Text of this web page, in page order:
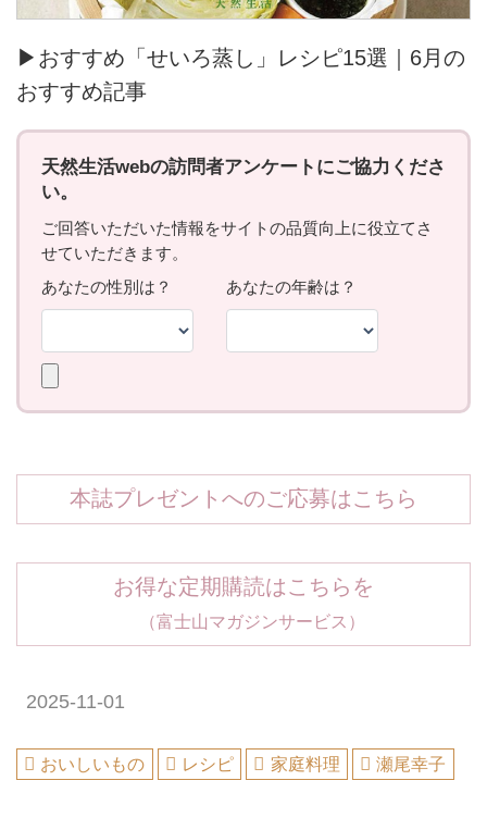
▶おすすめ「せいろ蒸し」レシピ15選｜6月の
おすすめ記事
本誌プレゼントへのご応募はこちら
お得な定期購読はこちらを
（富士山マガジンサービス）
2025-11-01
おいしいもの レシピ 家庭料理 瀬尾幸子